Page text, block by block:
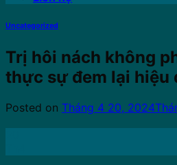
Uncategorized
Trị hôi nách không
thực sự đem lại hiệu
Posted on Tháng 4 20, 2024